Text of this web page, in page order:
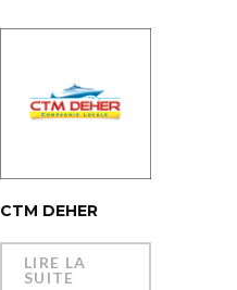
CTM DEHER
LIRE LA
SUITE